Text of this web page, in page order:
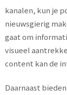
kanalen, kun je
nieuwsgierig
gaat om
visueel
content kan de
Daarnaast